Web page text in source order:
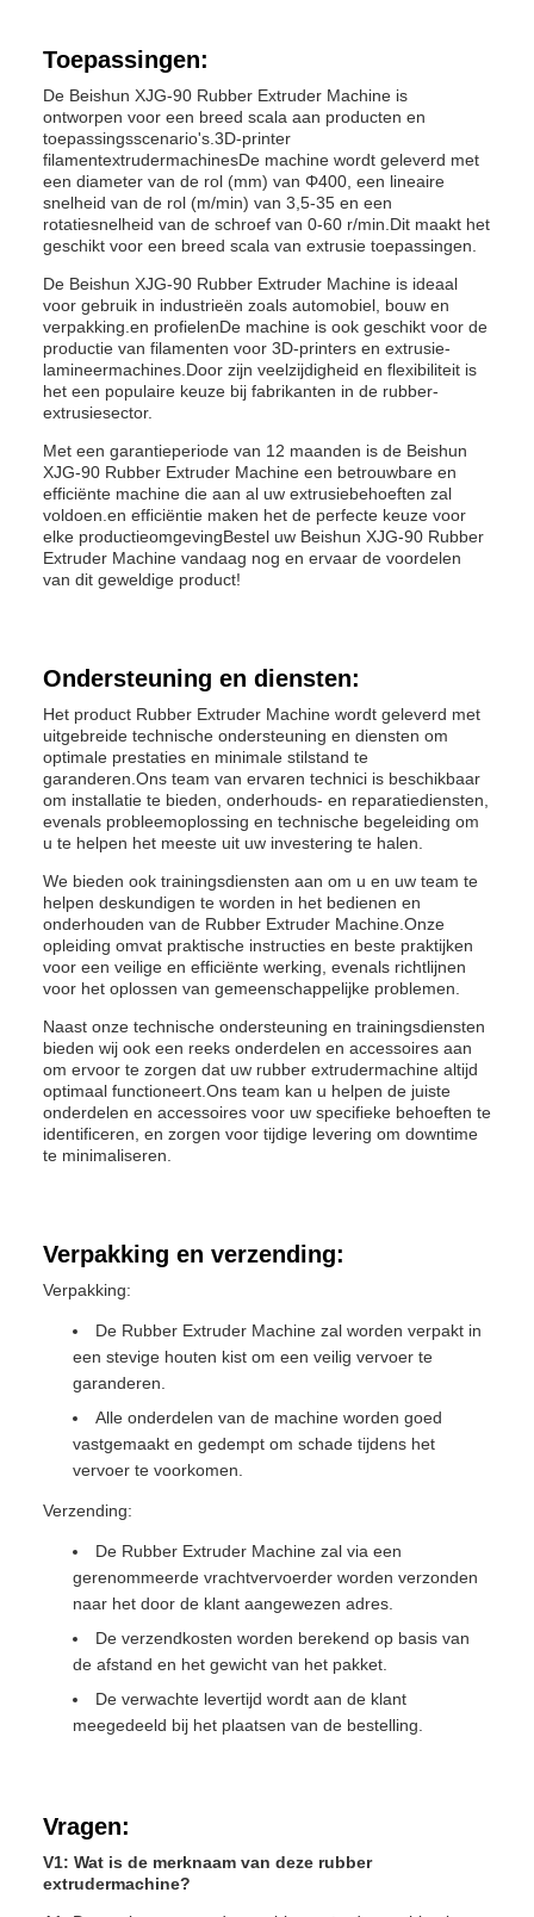
Toepassingen:
De Beishun XJG-90 Rubber Extruder Machine is
ontworpen voor een breed scala aan producten en
toepassingsscenario's.3D-printer
filamentextrudermachinesDe machine wordt geleverd met
een diameter van de rol (mm) van Φ400, een lineaire
snelheid van de rol (m/min) van 3,5-35 en een
rotatiesnelheid van de schroef van 0-60 r/min.Dit maakt het
geschikt voor een breed scala van extrusie toepassingen.
De Beishun XJG-90 Rubber Extruder Machine is ideaal
voor gebruik in industrieën zoals automobiel, bouw en
verpakking.en profielenDe machine is ook geschikt voor de
productie van filamenten voor 3D-printers en extrusie-
lamineermachines.Door zijn veelzijdigheid en flexibiliteit is
het een populaire keuze bij fabrikanten in de rubber-
extrusiesector.
Met een garantieperiode van 12 maanden is de Beishun
XJG-90 Rubber Extruder Machine een betrouwbare en
efficiënte machine die aan al uw extrusiebehoeften zal
voldoen.en efficiëntie maken het de perfecte keuze voor
elke productieomgevingBestel uw Beishun XJG-90 Rubber
Extruder Machine vandaag nog en ervaar de voordelen
van dit geweldige product!
Ondersteuning en diensten:
Het product Rubber Extruder Machine wordt geleverd met
uitgebreide technische ondersteuning en diensten om
optimale prestaties en minimale stilstand te
garanderen.Ons team van ervaren technici is beschikbaar
om installatie te bieden, onderhouds- en reparatiediensten,
evenals probleemoplossing en technische begeleiding om
u te helpen het meeste uit uw investering te halen.
We bieden ook trainingsdiensten aan om u en uw team te
helpen deskundigen te worden in het bedienen en
onderhouden van de Rubber Extruder Machine.Onze
opleiding omvat praktische instructies en beste praktijken
voor een veilige en efficiënte werking, evenals richtlijnen
voor het oplossen van gemeenschappelijke problemen.
Naast onze technische ondersteuning en trainingsdiensten
bieden wij ook een reeks onderdelen en accessoires aan
om ervoor te zorgen dat uw rubber extrudermachine altijd
optimaal functioneert.Ons team kan u helpen de juiste
onderdelen en accessoires voor uw specifieke behoeften te
identificeren, en zorgen voor tijdige levering om downtime
te minimaliseren.
Verpakking en verzending:
Verpakking:
De Rubber Extruder Machine zal worden verpakt in
een stevige houten kist om een veilig vervoer te
garanderen.
Alle onderdelen van de machine worden goed
vastgemaakt en gedempt om schade tijdens het
vervoer te voorkomen.
Verzending:
De Rubber Extruder Machine zal via een
gerenommeerde vrachtvervoerder worden verzonden
naar het door de klant aangewezen adres.
De verzendkosten worden berekend op basis van
de afstand en het gewicht van het pakket.
De verwachte levertijd wordt aan de klant
meegedeeld bij het plaatsen van de bestelling.
Vragen:
V1: Wat is de merknaam van deze rubber
extrudermachine?